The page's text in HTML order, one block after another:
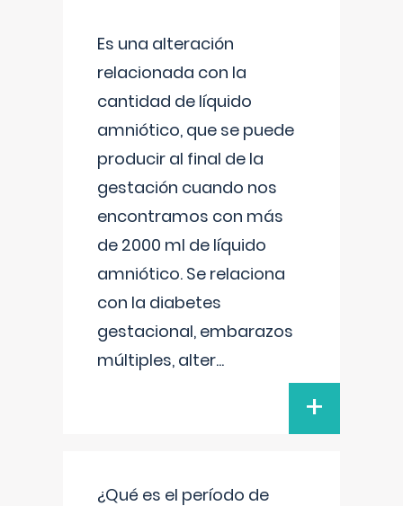
Es una alteración
relacionada con la
cantidad de líquido
amniótico, que se puede
producir al final de la
gestación cuando nos
encontramos con más
de 2000 ml de líquido
amniótico. Se relaciona
con la diabetes
gestacional, embarazos
múltiples, alter...
+
¿Qué es el período de